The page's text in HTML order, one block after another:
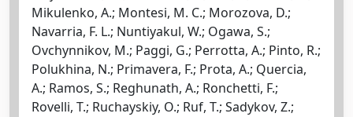
Mikulenko, A.; Montesi, M. C.; Morozova, D.;
Navarria, F. L.; Nuntiyakul, W.; Ogawa, S.;
Ovchynnikov, M.; Paggi, G.; Perrotta, A.; Pinto, R.;
Polukhina, N.; Primavera, F.; Prota, A.; Quercia,
A.; Ramos, S.; Reghunath, A.; Ronchetti, F.;
Rovelli, T.; Ruchayskiy, O.; Ruf, T.; Sadykov, Z.;